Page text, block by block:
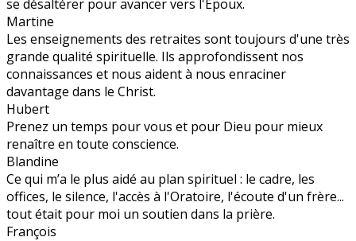
se désaltérer pour avancer vers l'Époux.
Martine
Les enseignements des retraites sont toujours d'une très
grande qualité spirituelle. Ils approfondissent nos
connaissances et nous aident à nous enraciner
davantage dans le Christ.
Hubert
Prenez un temps pour vous et pour Dieu pour mieux
renaître en toute conscience.
Blandine
Ce qui m’a le plus aidé au plan spirituel : le cadre, les
offices, le silence, l'accès à l'Oratoire, l'écoute d'un frère...
tout était pour moi un soutien dans la prière.
François